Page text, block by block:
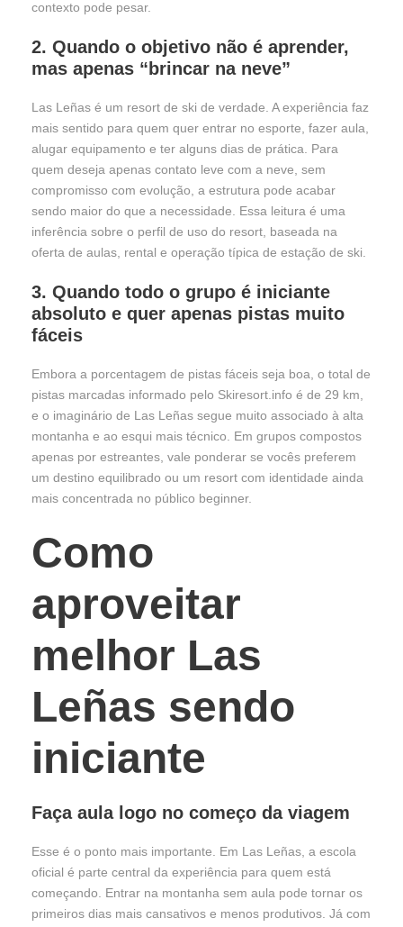
contexto pode pesar.
2. Quando o objetivo não é aprender,
mas apenas “brincar na neve”
Las Leñas é um resort de ski de verdade. A experiência faz
mais sentido para quem quer entrar no esporte, fazer aula,
alugar equipamento e ter alguns dias de prática. Para
quem deseja apenas contato leve com a neve, sem
compromisso com evolução, a estrutura pode acabar
sendo maior do que a necessidade. Essa leitura é uma
inferência sobre o perfil de uso do resort, baseada na
oferta de aulas, rental e operação típica de estação de ski.
3. Quando todo o grupo é iniciante
absoluto e quer apenas pistas muito
fáceis
Embora a porcentagem de pistas fáceis seja boa, o total de
pistas marcadas informado pelo Skiresort.info é de 29 km,
e o imaginário de Las Leñas segue muito associado à alta
montanha e ao esqui mais técnico. Em grupos compostos
apenas por estreantes, vale ponderar se vocês preferem
um destino equilibrado ou um resort com identidade ainda
mais concentrada no público beginner.
Como
aproveitar
melhor Las
Leñas sendo
iniciante
Faça aula logo no começo da viagem
Esse é o ponto mais importante. Em Las Leñas, a escola
oficial é parte central da experiência para quem está
começando. Entrar na montanha sem aula pode tornar os
primeiros dias mais cansativos e menos produtivos. Já com